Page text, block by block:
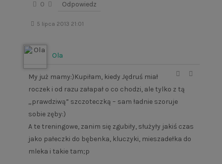
0 Odpowiedz
5 lipca 2013 21:01
Ola
My już mamy:)Kupiłam, kiedy Jędruś miał
roczek i od razu załapał o co chodzi, ale tylko z tą
„prawdziwą” szczoteczką – sam ładnie szoruje
sobie zęby:)
A te treningowe, zanim się zgubiły, służyły jakiś czas
jako pałeczki do bębenka, kluczyki, mieszadełka do
mleka i takie tam;p